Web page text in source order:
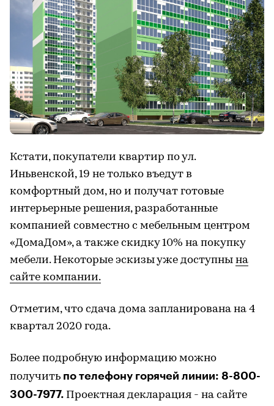
Кстати, покупатели квартир по ул.
Иньвенской, 19 не только въедут в
комфортный дом, но и получат готовые
интерьерные решения, разработанные
компанией совместно с мебельным центром
«ДомаДом», а также скидку 10% на покупку
мебели. Некоторые эскизы уже доступны на
сайте компании.
Отметим, что сдача дома запланирована на 4
квартал 2020 года.
Более подробную информацию можно
получить по телефону горячей линии: 8-800-
300-7977. Проектная декларация - на сайте